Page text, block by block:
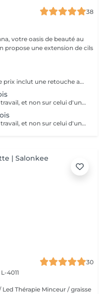
38
votre oasis de beauté au
propose une extension de cils
Appeler pour une information Le prix inclut une retouche après 6 à 8 semaines.
Il s'agit d'une retouche sur mon travail, et non sur celui d'un autre.
Il s'agit d'une retouche sur mon travail, et non sur celui d'un autre.
30
4011
Thérapie Minceur / graisse